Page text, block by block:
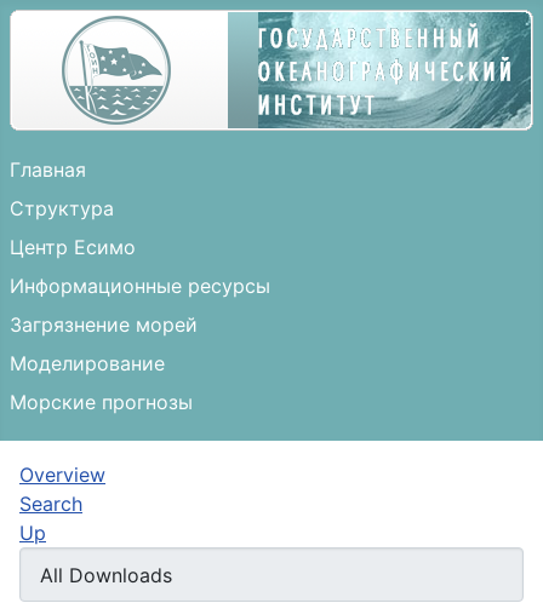
Главная
Структура
Центр Есимо
Информационные ресурсы
Загрязнение морей
Моделирование
Морские прогнозы
Overview
Search
Up